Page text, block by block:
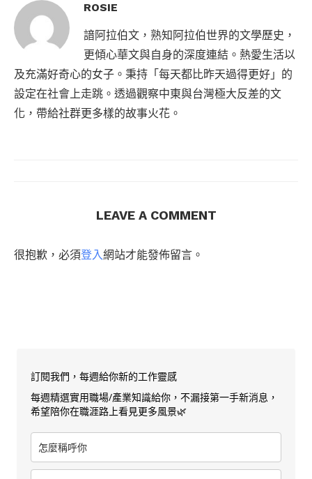
ROSIE
諳阿拉伯文，熟知阿拉伯世界的文學歷史，
更傾心華文與自身的深度連結。熱愛生活以
及充滿好奇心的女子。秉持「每天都比昨天過得更好」的
設定在社會上走跳。透過觀察中東與台灣極大反差的文
化，帶給社群更多樣的故事火花。
LEAVE A COMMENT
很抱歉，必須登入網站才能發佈留言。
訂閱我們，每週給你新的工作靈感
每週精選實用職場/產業知識給你，不漏接第一手新消息，
希望陪你在職涯路上看見更多風景🌿